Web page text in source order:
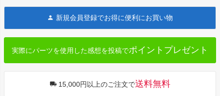
へ
新規会員登録でお得に便利にお買い物
実際にパーツを使用した感想を投稿でポイントプレゼント
15,000円以上のご注文で送料無料